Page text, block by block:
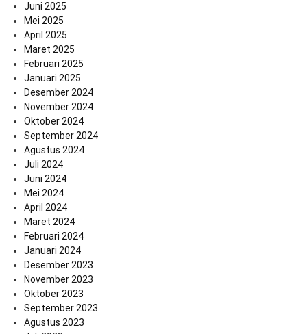
Juni 2025
Mei 2025
April 2025
Maret 2025
Februari 2025
Januari 2025
Desember 2024
November 2024
Oktober 2024
September 2024
Agustus 2024
Juli 2024
Juni 2024
Mei 2024
April 2024
Maret 2024
Februari 2024
Januari 2024
Desember 2023
November 2023
Oktober 2023
September 2023
Agustus 2023